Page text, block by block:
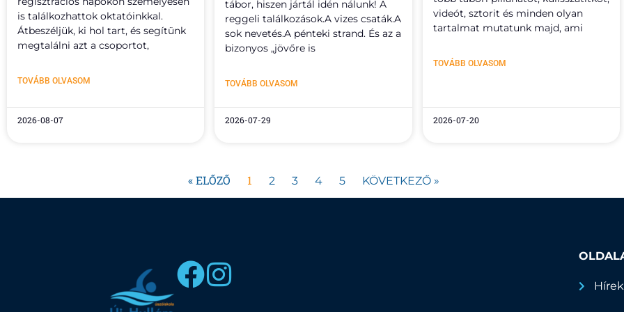
is találkozhattok oktatóinkkal.
Átbeszéljük, ki hol tart, és segítünk
megtalálni azt a csoportot,
TOVÁBB OLVASOM
2026-08-07
tábor, hiszen jártál idén nálunk! A
reggeli találkozások.A vizes csaták.A
sok nevetés.A pénteki strand. És az a
bizonyos „jövőre is
TOVÁBB OLVASOM
2026-07-29
videót, sztorit és minden olyan
tartalmat mutatunk majd, ami
TOVÁBB OLVASOM
2026-07-20
« ELŐZŐ 1 2 3 4 5 KÖVETKEZŐ »
Hírek